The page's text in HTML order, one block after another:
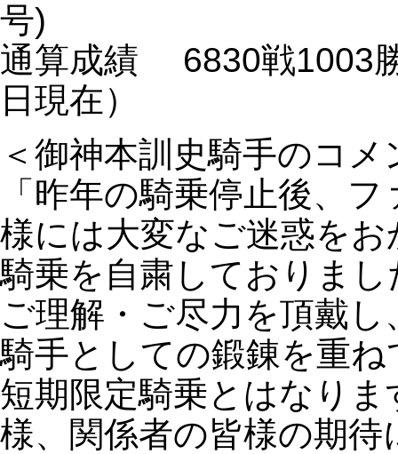
号)
通算成績 6830戦1003
日現在）
＜御神本訓史騎手のコメ
「昨年の騎乗停止後、
様には大変なご迷惑を
騎乗を自粛しておりま
ご理解・ご尽力を頂戴
騎手としての鍛錬を重
短期限定騎乗とはなり
様、関係者の皆様の期